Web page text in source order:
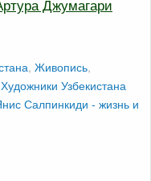
Джумагари
, Живопись,
Художники Узбекистана
Салпинкиди - жизнь и